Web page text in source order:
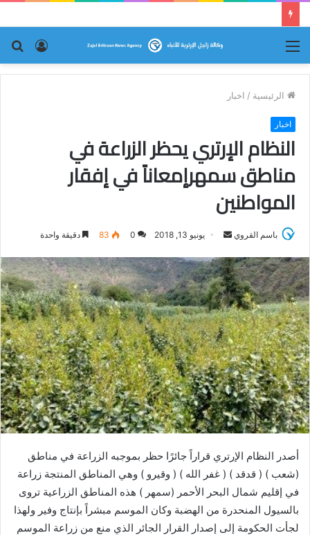
تسجيل
الدخول
الرئيسية / اخبار
اخبار
النظام الإرتري يحظر الزراعة في
مناطق سمهرإمعاناً في إفقار
المواطنين
باسم القروي
س
ل
ب
ر
ي
د
ا
إ
ل
ك
ت
ي
ا
يونيو 13, 2018 0
83 دقيقة واحدة
أصدر النظام الإرتري قراراً جائرًا حظر بموجبه الزراعة في مناطق
(شعب ) ( قدقد ) ( غفر الله ) ( وقيرو ) وهي المناطق المنتجة زراعة
في إقليم شمال البحر الأحمر (سمهر ) هذه المناطق الزراعية تروى
بالسيول المنحدرة من الهضبة وكان الموسم مبشراً بإنتاج وفير ولهذا
لجأت الحكومة إلى إصدار القرار الجائر الذي منع من زراعة الموسم